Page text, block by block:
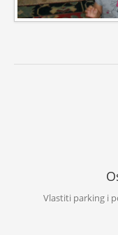
Vlastiti parking i